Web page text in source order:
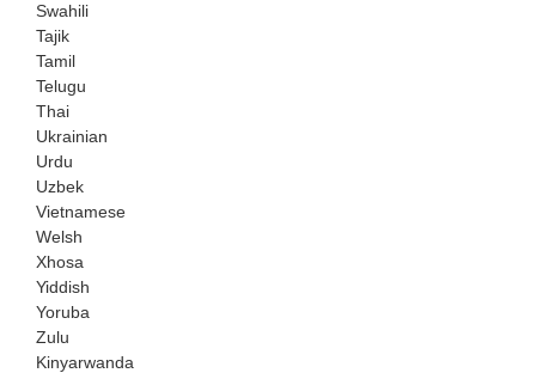
Swahili
Tajik
Tamil
Telugu
Thai
Ukrainian
Urdu
Uzbek
Vietnamese
Welsh
Xhosa
Yiddish
Yoruba
Zulu
Kinyarwanda